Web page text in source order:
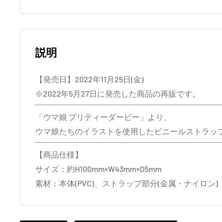
説明
【発売日】2022年11月25日(金)
※2022年5月27日に発売した商品の再販です。
「ウマ娘 プリティーダービー」より、
ウマ娘たちのイラストを使用したビニールストラッ
【商品仕様】
サイズ：約H100mm×W43mm×D5mm
素材：本体(PVC)、ストラップ部分(金属・ナイロン)